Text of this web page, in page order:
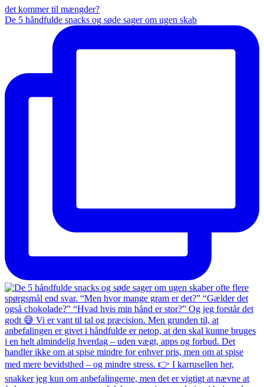
De 5 håndfulde snacks og søde sager om ugen skab